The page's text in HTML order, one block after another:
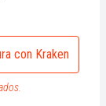
con Kraken